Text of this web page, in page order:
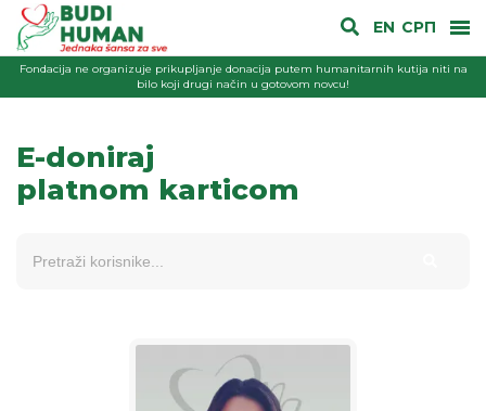
EN СРП
Fondacija ne organizuje prikupljanje donacija putem humanitarnih kutija niti na
bilo koji drugi način u gotovom novcu!
E-doniraj
platnom karticom